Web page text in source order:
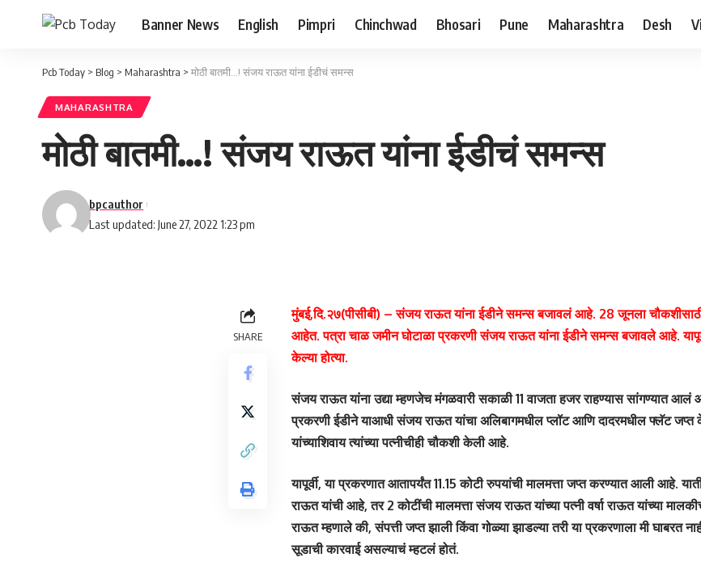
Banner News English Pimpri Chinchwad Bhosari Pune Maharashtra Desh
Pcb Today > Blog > Maharashtra > मोठी बातमी…! संजय राऊत यांना ईडीचं समन्स
MAHARASHTRA
मोठी बातमी…! संजय राऊत यांना ईडीचं समन्स
Last updated: June 27, 2022 1:23 pm
bpcauthor
SHARE
मुंबई,दि.२७(पीसीबी) – संजय राऊत यांना ईडीने समन्स बजावलं आहे. 28 जूनला
आहेत. पत्रा चाळ जमीन घोटाळा प्रकरणी संजय राऊत यांना ईडीने समन्स बजावले आहे.
केल्या होत्या.
संजय राऊत यांना उद्या म्हणजेच मंगळवारी सकाळी 11 वाजता हजर राहण्यास सांगण्यात आलं
प्रकरणी ईडीने याआधी संजय राऊत यांचा अलिबागमधील प्लॉट आणि दादरमधील फ्लॅट जप्त
यांच्याशिवाय त्यांच्या पत्नीचीही चौकशी केली आहे.
यापूर्वी, या प्रकरणात आतापर्यंत 11.15 कोटी रुपयांची मालमत्ता जप्त करण्यात आली आहे.
राऊत यांची आहे, तर 2 कोटींची मालमत्ता संजय राऊत यांच्या पत्नी वर्षा राऊत यांच्या
राऊत म्हणाले की, संपत्ती जप्त झाली किंवा गोळ्या झाडल्या तरी या प्रकरणाला मी घाबरत
सूडाची कारवाई असल्याचं म्हटलं होतं.